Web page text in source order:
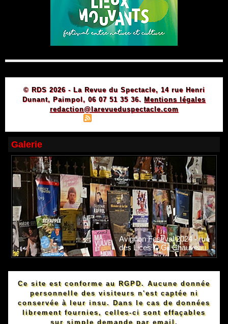
© RDS 2026 - La Revue du Spectacle, 14 rue Henri
Dunant, Paimpol, 06 07 51 35 36. Mentions légales
redaction@larevueduspectacle.com
Galerie
Avignon Festival 2024 - rue
des Lices © Gil Chauveau.
Ce site est conforme au RGPD. Aucune donnée
personnelle des visiteurs n'est captée ni
conservée à leur insu. Dans le cas de données
librement fournies, celles-ci sont effaçables
sur simple demande par email.